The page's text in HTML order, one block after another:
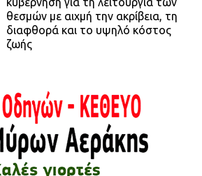
θεσμών με αιχμή την ακρίβεια, τη
διαφθορά και το υψηλό κόστος
ζωής